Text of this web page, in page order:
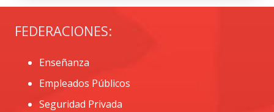
FEDERACIONES:
Enseñanza
Empleados Públicos
Seguridad Privada